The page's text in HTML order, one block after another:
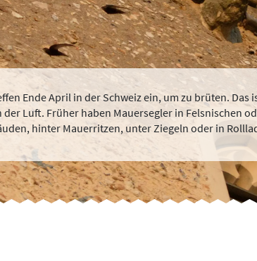
Ende April in der Schweiz ein, um zu brüten. Das
Luft. Früher haben Mauersegler in Felsnischen
hinter Mauerritzen, unter Ziegeln oder in